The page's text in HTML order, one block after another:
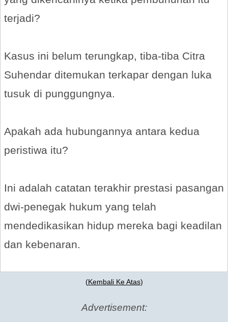
terjadi?
Kasus ini belum terungkap, tiba-tiba Citra
Suhendar ditemukan terkapar dengan luka
tusuk di punggungnya.
Apakah ada hubungannya antara kedua
peristiwa itu?
Ini adalah catatan terakhir prestasi pasangan
dwi-penegak hukum yang telah
mendedikasikan hidup mereka bagi keadilan
dan kebenaran.
(Kembali Ke Atas)
Advertisement: